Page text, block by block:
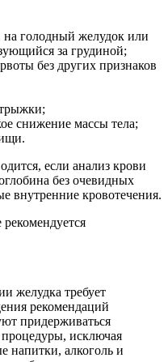
на голодный желудок или
за грудиной;
без других признаков
снижение массы тела;
если анализ крови
без очевидных
внутренние кровотечения.
желудка требует
рекомендаций
придерживаться
процедуры, исключая
напитки, алкоголь и